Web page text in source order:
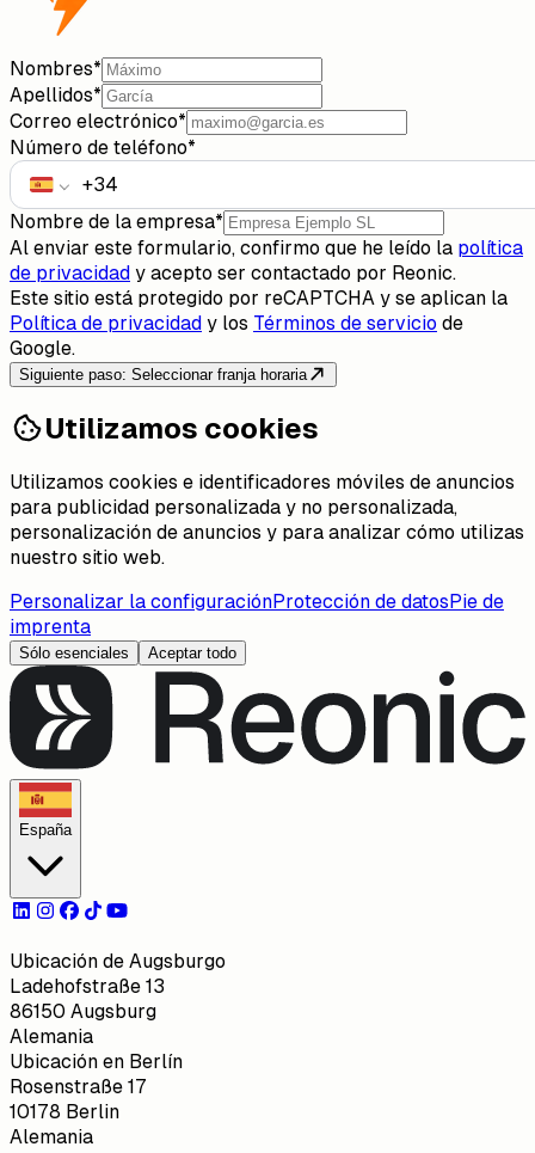
Nombres*
Apellidos*
Correo electrónico*
Número de teléfono*
Nombre de la empresa*
Al enviar este formulario, confirmo que he leído la política
de privacidad y acepto ser contactado por Reonic.
Este sitio está protegido por reCAPTCHA y se aplican la
Política de privacidad y los Términos de servicio de
Google.
Siguiente paso: Seleccionar franja horaria
Utilizamos cookies
Utilizamos cookies e identificadores móviles de anuncios
para publicidad personalizada y no personalizada,
personalización de anuncios y para analizar cómo utilizas
nuestro sitio web.
Personalizar la configuraciónProtección de datosPie de
imprenta
Sólo esenciales Aceptar todo
España
Ubicación de Augsburgo
Ladehofstraße 13
86150 Augsburg
Alemania
Ubicación en Berlín
Rosenstraße 17
10178 Berlin
Alemania